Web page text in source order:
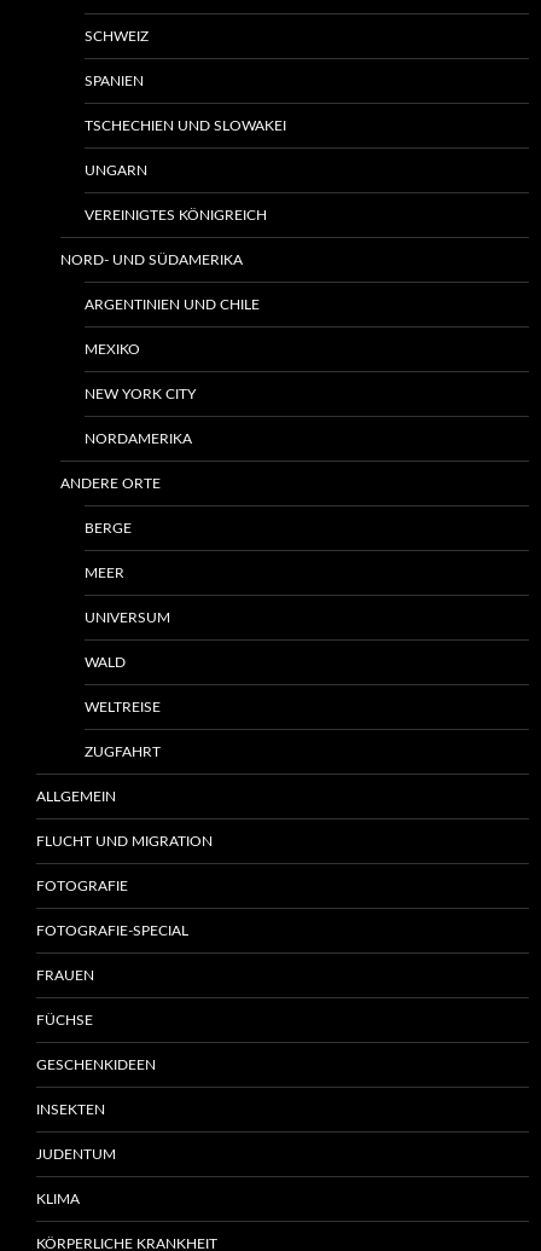
SCHWEIZ
SPANIEN
TSCHECHIEN UND SLOWAKEI
UNGARN
VEREINIGTES KÖNIGREICH
NORD- UND SÜDAMERIKA
ARGENTINIEN UND CHILE
MEXIKO
NEW YORK CITY
NORDAMERIKA
ANDERE ORTE
BERGE
MEER
UNIVERSUM
WALD
WELTREISE
ZUGFAHRT
ALLGEMEIN
FLUCHT UND MIGRATION
FOTOGRAFIE
FOTOGRAFIE-SPECIAL
FRAUEN
FÜCHSE
GESCHENKIDEEN
INSEKTEN
JUDENTUM
KLIMA
KÖRPERLICHE KRANKHEIT